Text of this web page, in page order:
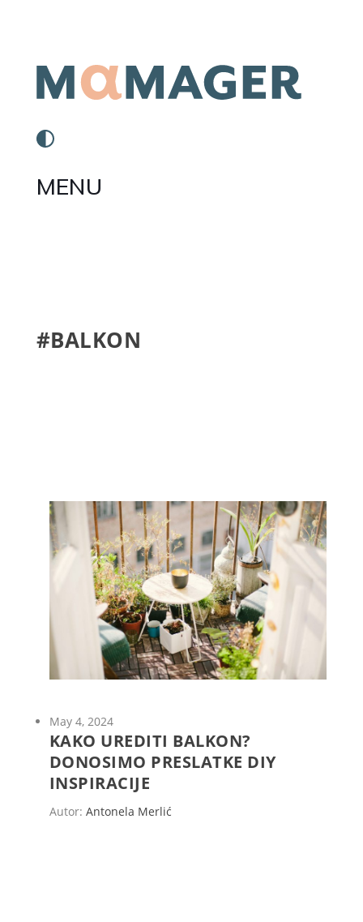
MENU
#BALKON
May 4, 2024
KAKO UREDITI BALKON?
DONOSIMO PRESLATKE DIY
INSPIRACIJE
Autor: Antonela Merlić